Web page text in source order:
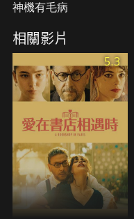
神機有毛病
相關影片
5.3